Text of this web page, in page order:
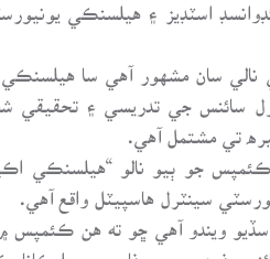
اسٽڊيز ۽ هيلسنڪي
سان مشهور آهي سا
سائنس جي تدريسي ۽ تحقيقي
تي مشتمل آهي.
جو ٻيو نالو “هيلسنڪي
سينٽرل هاسپيٽل واقع آهي.
ويندو آهي ڇو ته هن ڪئمپس ۾
فوڊ ريسرچ، فارميسي،